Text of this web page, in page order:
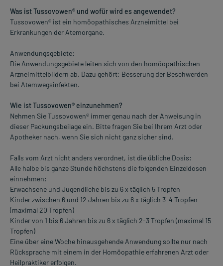
Was ist Tussovowen® und wofür wird es angewendet?
Tussovowen® ist ein homöopathisches Arzneimittel bei
Erkrankungen der Atemorgane.
Anwendungsgebiete:
Die Anwendungsgebiete leiten sich von den homöopathischen
Arzneimittelbildern ab. Dazu gehört: Besserung der Beschwerden
bei Atemwegsinfekten.
Wie ist Tussovowen® einzunehmen?
Nehmen Sie Tussovowen® immer genau nach der Anweisung in
dieser Packungsbeilage ein. Bitte fragen Sie bei Ihrem Arzt oder
Apotheker nach, wenn Sie sich nicht ganz sicher sind.
Falls vom Arzt nicht anders verordnet, ist die übliche Dosis:
Alle halbe bis ganze Stunde höchstens die folgenden Einzeldosen
einnehmen:
Erwachsene und Jugendliche bis zu 6 x täglich 5 Tropfen
Kinder zwischen 6 und 12 Jahren bis zu 6 x täglich 3-4 Tropfen
(maximal 20 Tropfen)
Kinder von 1 bis 6 Jahren bis zu 6 x täglich 2-3 Tropfen (maximal 15
Tropfen)
Eine über eine Woche hinausgehende Anwendung sollte nur nach
Rücksprache mit einem in der Homöopathie erfahrenen Arzt oder
Heilpraktiker erfolgen.